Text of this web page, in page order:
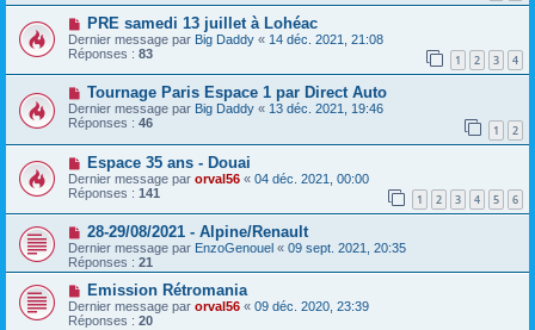
PRE samedi 13 juillet à Lohéac
Dernier message par Big Daddy « 14 déc. 2021, 21:08
Réponses : 83 1 2 3 4
Tournage Paris Espace 1 par Direct Auto
Dernier message par Big Daddy « 13 déc. 2021, 19:46
Réponses : 46 1 2
Espace 35 ans - Douai
Dernier message par orval56 « 04 déc. 2021, 00:00
Réponses : 141 1 2 3 4 5 6
28-29/08/2021 - Alpine/Renault
Dernier message par EnzoGenouel « 09 sept. 2021, 20:35
Réponses : 21
Emission Rétromania
Dernier message par orval56 « 09 déc. 2020, 23:39
Réponses : 20